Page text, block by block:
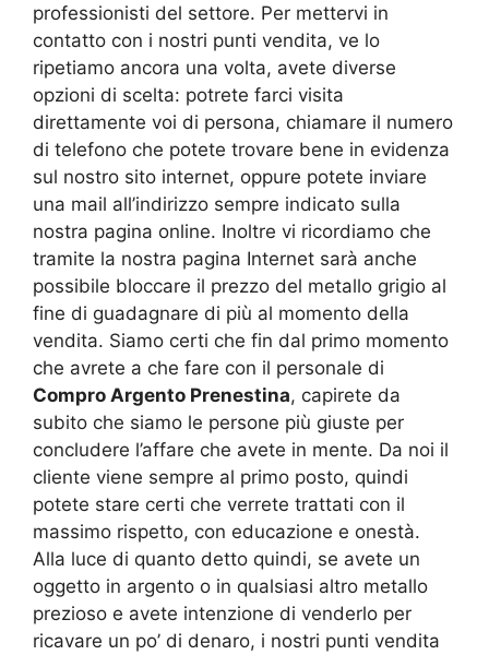
professionisti del settore. Per mettervi in
contatto con i nostri punti vendita, ve lo
ripetiamo ancora una volta, avete diverse
opzioni di scelta: potrete farci visita
direttamente voi di persona, chiamare il numero
di telefono che potete trovare bene in evidenza
sul nostro sito internet, oppure potete inviare
una mail all’indirizzo sempre indicato sulla
nostra pagina online. Inoltre vi ricordiamo che
tramite la nostra pagina Internet sarà anche
possibile bloccare il prezzo del metallo grigio al
fine di guadagnare di più al momento della
vendita. Siamo certi che fin dal primo momento
che avrete a che fare con il personale di
Compro Argento Prenestina, capirete da
subito che siamo le persone più giuste per
concludere l’affare che avete in mente. Da noi il
cliente viene sempre al primo posto, quindi
potete stare certi che verrete trattati con il
massimo rispetto, con educazione e onestà.
Alla luce di quanto detto quindi, se avete un
oggetto in argento o in qualsiasi altro metallo
prezioso e avete intenzione di venderlo per
ricavare un po’ di denaro, i nostri punti vendita